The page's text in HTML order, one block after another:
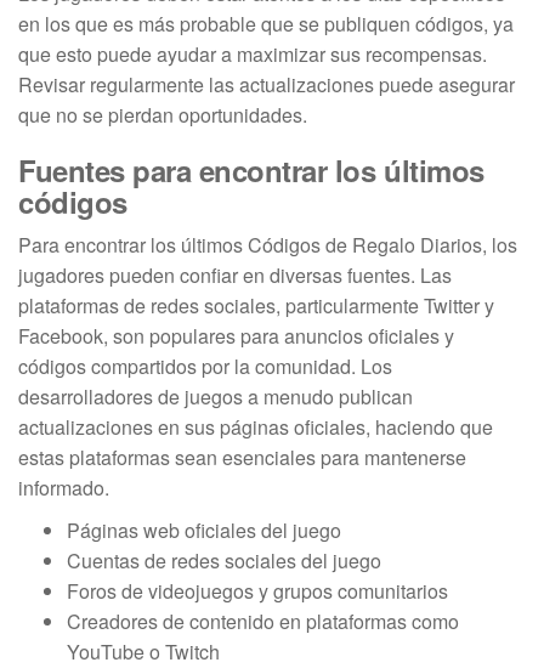
en los que es más probable que se publiquen códigos, ya
que esto puede ayudar a maximizar sus recompensas.
Revisar regularmente las actualizaciones puede asegurar
que no se pierdan oportunidades.
Fuentes para encontrar los últimos
códigos
Para encontrar los últimos Códigos de Regalo Diarios, los
jugadores pueden confiar en diversas fuentes. Las
plataformas de redes sociales, particularmente Twitter y
Facebook, son populares para anuncios oficiales y
códigos compartidos por la comunidad. Los
desarrolladores de juegos a menudo publican
actualizaciones en sus páginas oficiales, haciendo que
estas plataformas sean esenciales para mantenerse
informado.
Páginas web oficiales del juego
Cuentas de redes sociales del juego
Foros de videojuegos y grupos comunitarios
Creadores de contenido en plataformas como
YouTube o Twitch